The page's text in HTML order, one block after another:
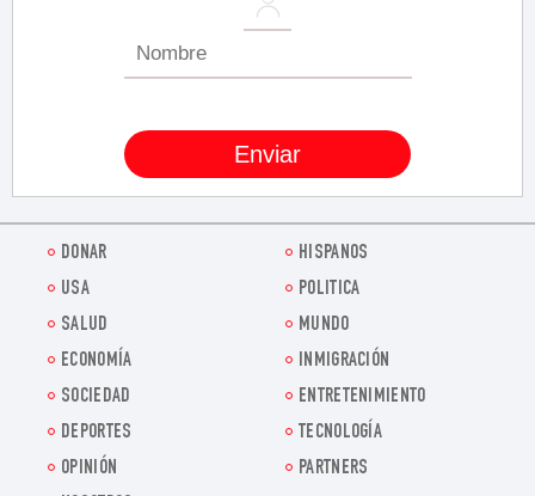
DONAR
HISPANOS
USA
POLITICA
SALUD
MUNDO
ECONOMÍA
INMIGRACIÓN
SOCIEDAD
ENTRETENIMIENTO
DEPORTES
TECNOLOGÍA
OPINIÓN
PARTNERS